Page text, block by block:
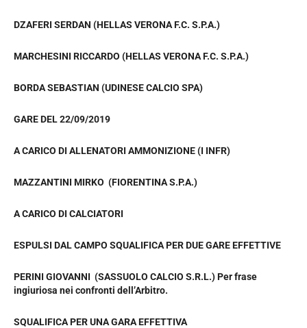
DZAFERI SERDAN (HELLAS VERONA F.C. S.P.A.)
MARCHESINI RICCARDO (HELLAS VERONA F.C. S.P.A.)
BORDA SEBASTIAN (UDINESE CALCIO SPA)
GARE DEL 22/09/2019
A CARICO DI ALLENATORI AMMONIZIONE (I INFR)
MAZZANTINI MIRKO (FIORENTINA S.P.A.)
A CARICO DI CALCIATORI
ESPULSI DAL CAMPO SQUALIFICA PER DUE GARE EFFETTIVE
PERINI GIOVANNI (SASSUOLO CALCIO S.R.L.) Per frase
ingiuriosa nei confronti dell’Arbitro.
SQUALIFICA PER UNA GARA EFFETTIVA